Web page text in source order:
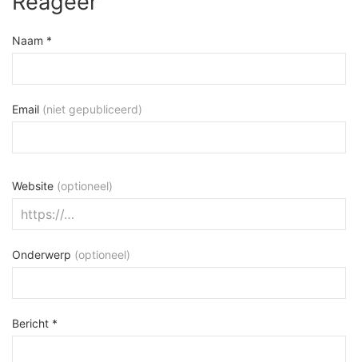
Naam *
Email (niet gepubliceerd)
Website (optioneel)
Onderwerp (optioneel)
Bericht *